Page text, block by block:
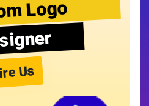
Logo
Us